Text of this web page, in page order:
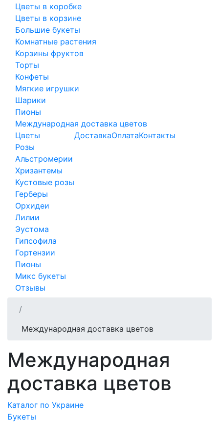
Цветы в коробке
Цветы в корзине
Большие букеты
Комнатные растения
Корзины фруктов
Торты
Конфеты
Мягкие игрушки
Шарики
Пионы
Международная доставка цветов
Цветы
Розы
Альстромерии
Хризантемы
Кустовые розы
Герберы
Орхидеи
Лилии
Эустома
Гипсофила
Гортензии
Пионы
Микс букеты
ДоставкаОплатаКонтакты
Отзывы
Международная доставка цветов
Международная
доставка цветов
Каталог по Украине
Букеты